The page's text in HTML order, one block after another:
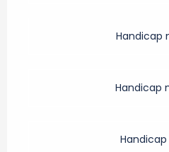
Handicap
Handicap
Handicap